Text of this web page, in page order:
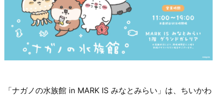
「ナガノの水族館 in MARK IS みなとみらい」は、ちいかわ